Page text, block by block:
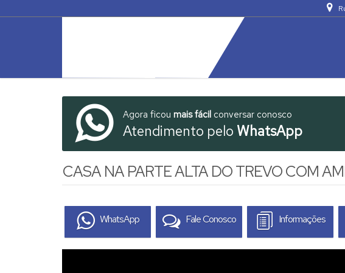
Agora ficou mais fácil conversar conosco
Atendimento pelo WhatsApp
CASA NA PARTE ALTA DO TREVO COM
WhatsApp Fale Conosco Informações